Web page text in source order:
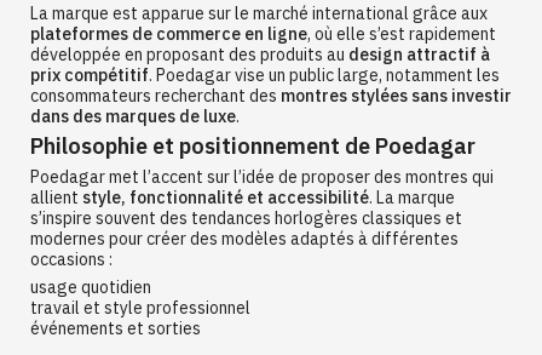
La marque est apparue sur le marché international grâce aux
plateformes de commerce en ligne, où elle s’est rapidement
développée en proposant des produits au design attractif à
prix compétitif. Poedagar vise un public large, notamment les
consommateurs recherchant des montres stylées sans investir
dans des marques de luxe.
Philosophie et positionnement de Poedagar
Poedagar met l’accent sur l’idée de proposer des montres qui
allient style, fonctionnalité et accessibilité. La marque
s’inspire souvent des tendances horlogères classiques et
modernes pour créer des modèles adaptés à différentes
occasions :
usage quotidien
travail et style professionnel
événements et sorties